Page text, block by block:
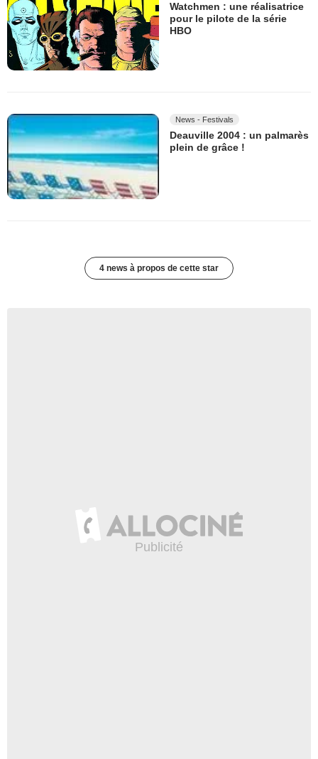
Watchmen : une réalisatrice
pour le pilote de la série
HBO
News - Festivals
Deauville 2004 : un palmarès
plein de grâce !
4 news à propos de cette star